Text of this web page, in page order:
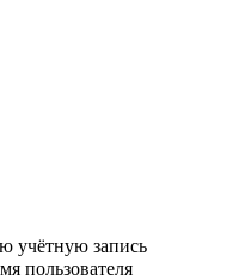
учётную запись
пользователя